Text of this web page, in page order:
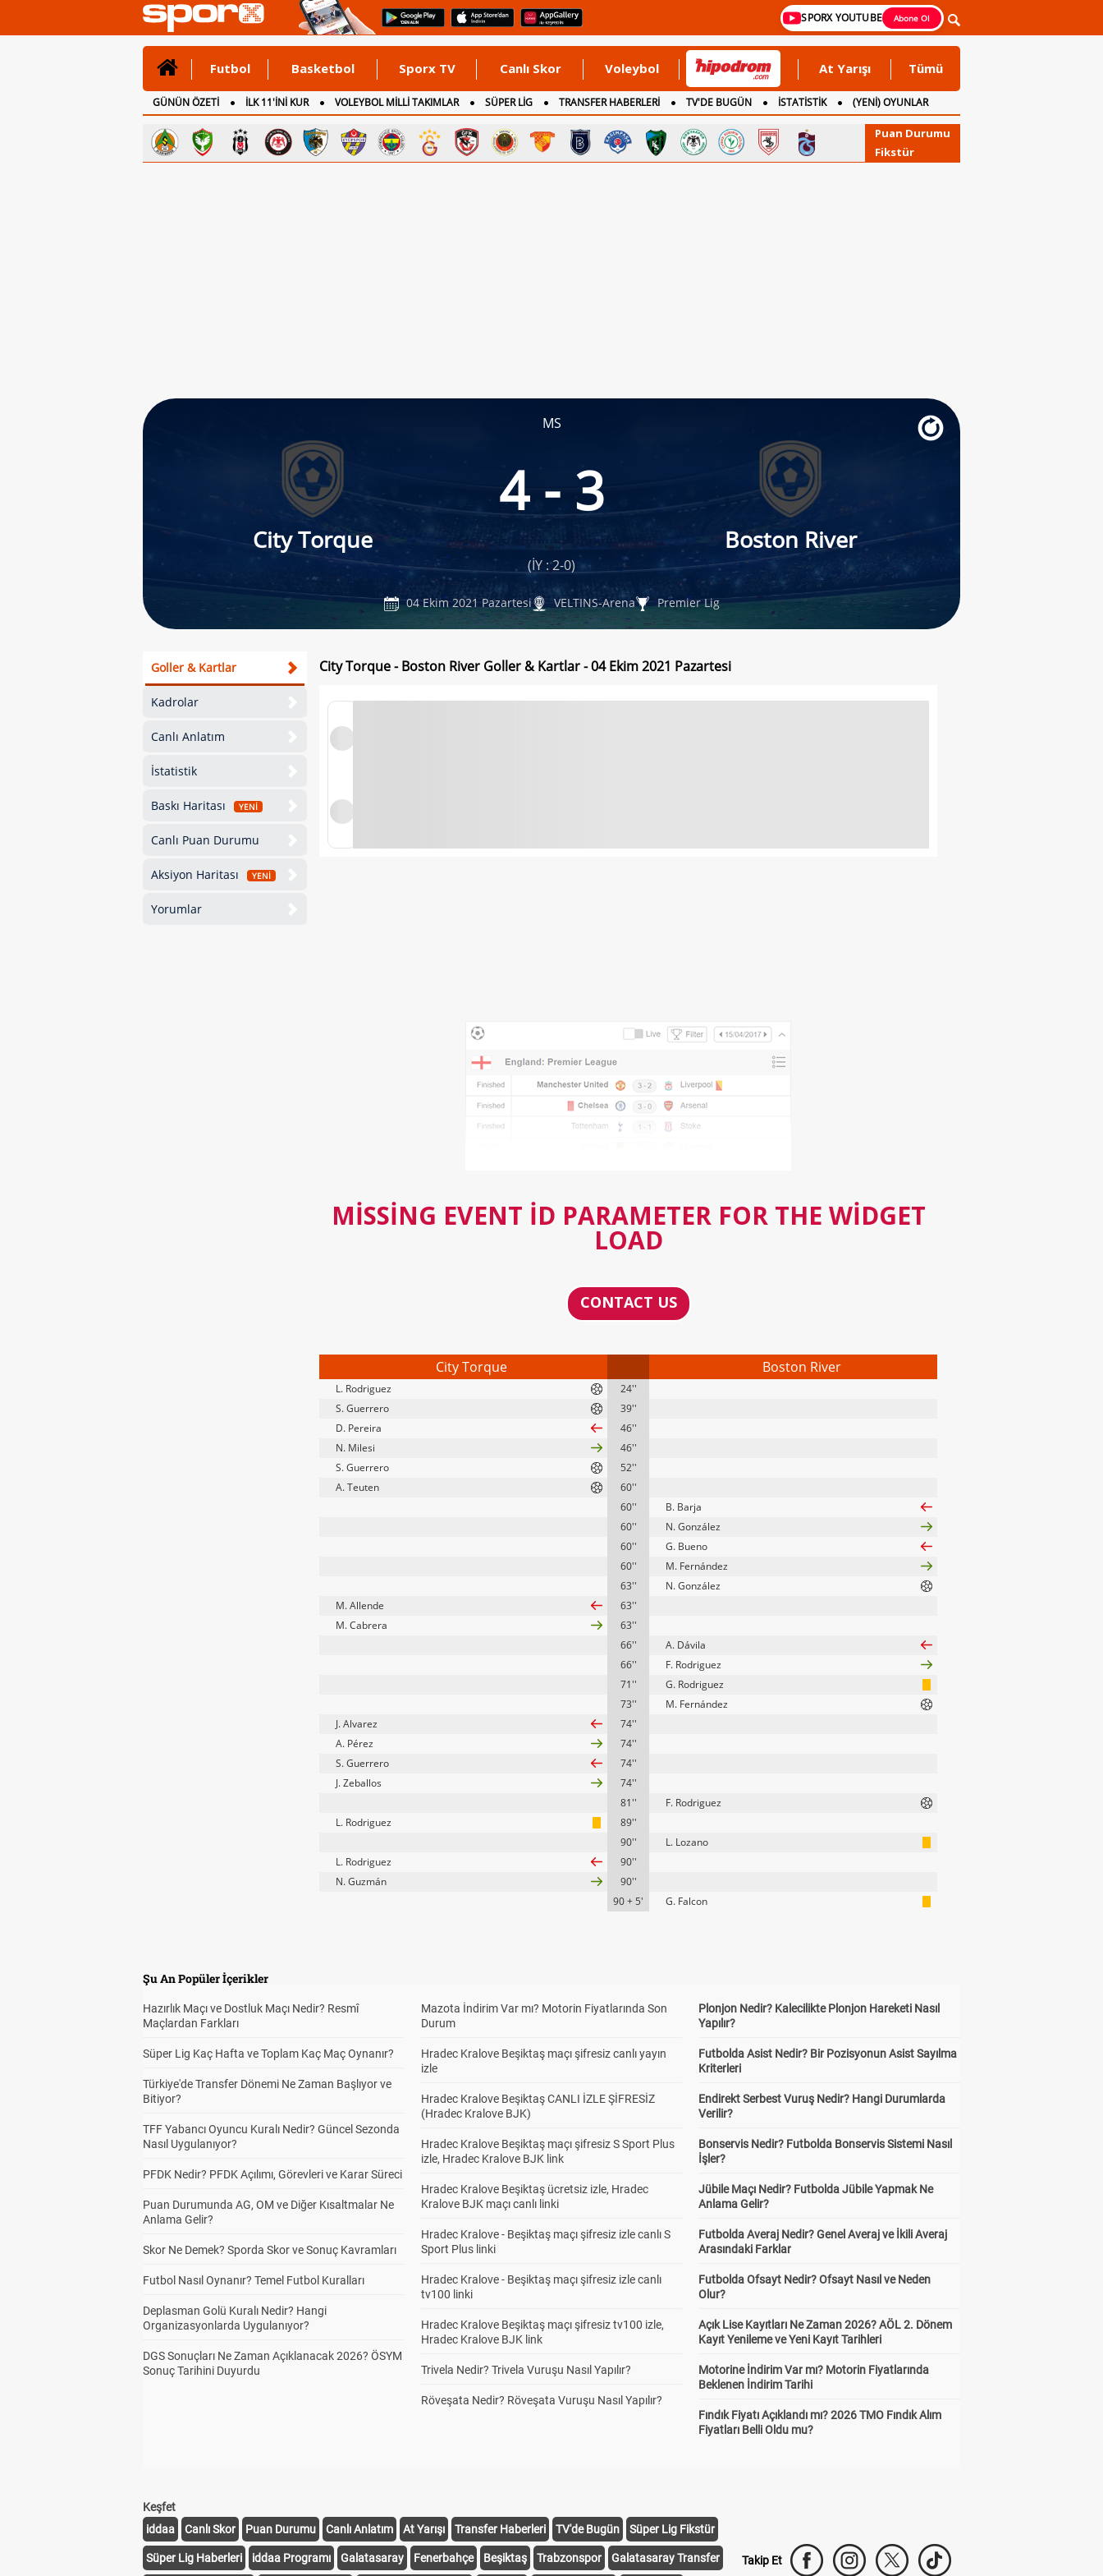
SPORX YOUTUBE Abone Ol
Futbol Basketbol Sporx TV Canlı Skor Voleybol At Yarışı Tümü
GÜNÜN ÖZETİ İLK 11'İNİ KUR VOLEYBOL MİLLİ TAKIMLAR SÜPER LİG TRANSFER HABERLERİ TV'DE BUGÜN İSTATİSTİK
(YENİ) OYUNLAR
CANLI ANLATIM
İNGİLTERE
Puan Durumu
Fikstür
MS
City Torque
4 - 3
Boston River
(İY : 2-0)
04 Ekim 2021 Pazartesi VELTINS-Arena Premier Lig
Goller & Kartlar
Kadrolar
Canlı Anlatım
İstatistik
Baskı Haritası YENİ
Canlı Puan Durumu
Aksiyon Haritası YENİ
Yorumlar
City Torque - Boston River Goller & Kartlar - 04 Ekim 2021 Pazartesi
MISSING EVENT ID PARAMETER FOR THE WIDGET
LOAD
CONTACT US
City Torque Boston River
L. Rodriguez
24''
S. Guerrero
39''
D. Pereira
46''
N. Milesi
46''
S. Guerrero
52''
A. Teuten
60''
60''
B. Barja
60''
N. González
60''
G. Bueno
60''
M. Fernández
63''
N. González
M. Allende
63''
M. Cabrera
63''
66''
A. Dávila
66''
F. Rodriguez
71''
G. Rodriguez
73''
M. Fernández
J. Alvarez
74''
A. Pérez
74''
S. Guerrero
74''
J. Zeballos
74''
81''
F. Rodriguez
L. Rodriguez
89''
90''
L. Lozano
L. Rodriguez
90''
N. Guzmán
90''
90 + 5'
G. Falcon
Şu An Popüler İçerikler
Hazırlık Maçı ve Dostluk Maçı Nedir? Resmî
Maçlardan Farkları
Süper Lig Kaç Hafta ve Toplam Kaç Maç Oynanır?
Türkiye'de Transfer Dönemi Ne Zaman Başlıyor ve
Bitiyor?
TFF Yabancı Oyuncu Kuralı Nedir? Güncel Sezonda
Nasıl Uygulanıyor?
PFDK Nedir? PFDK Açılımı, Görevleri ve Karar Süreci
Puan Durumunda AG, OM ve Diğer Kısaltmalar Ne
Anlama Gelir?
Skor Ne Demek? Sporda Skor ve Sonuç Kavramları
Futbol Nasıl Oynanır? Temel Futbol Kuralları
Deplasman Golü Kuralı Nedir? Hangi
Organizasyonlarda Uygulanıyor?
DGS Sonuçları Ne Zaman Açıklanacak 2026? ÖSYM
Sonuç Tarihini Duyurdu
Mazota İndirim Var mı? Motorin Fiyatlarında Son
Durum
Hradec Kralove Beşiktaş maçı şifresiz canlı yayın
izle
Hradec Kralove Beşiktaş CANLI İZLE ŞİFRESİZ
(Hradec Kralove BJK)
Hradec Kralove Beşiktaş maçı şifresiz S Sport Plus
izle, Hradec Kralove BJK link
Hradec Kralove Beşiktaş ücretsiz izle, Hradec
Kralove BJK maçı canlı linki
Hradec Kralove - Beşiktaş maçı şifresiz izle canlı S
Sport Plus linki
Hradec Kralove - Beşiktaş maçı şifresiz izle canlı
tv100 linki
Hradec Kralove Beşiktaş maçı şifresiz tv100 izle,
Hradec Kralove BJK link
Trivela Nedir? Trivela Vuruşu Nasıl Yapılır?
Röveşata Nedir? Röveşata Vuruşu Nasıl Yapılır?
Plonjon Nedir? Kalecilikte Plonjon Hareketi Nasıl
Yapılır?
Futbolda Asist Nedir? Bir Pozisyonun Asist Sayılma
Kriterleri
Endirekt Serbest Vuruş Nedir? Hangi Durumlarda
Verilir?
Bonservis Nedir? Futbolda Bonservis Sistemi Nasıl
İşler?
Jübile Maçı Nedir? Futbolda Jübile Yapmak Ne
Anlama Gelir?
Futbolda Averaj Nedir? Genel Averaj ve İkili Averaj
Arasındaki Farklar
Futbolda Ofsayt Nedir? Ofsayt Nasıl ve Neden
Olur?
Açık Lise Kayıtları Ne Zaman 2026? AÖL 2. Dönem
Kayıt Yenileme ve Yeni Kayıt Tarihleri
Motorine İndirim Var mı? Motorin Fiyatlarında
Beklenen İndirim Tarihi
Fındık Fiyatı Açıklandı mı? 2026 TMO Fındık Alım
Fiyatları Belli Oldu mu?
Keşfet
iddaa
Canlı Skor Puan Durumu Canlı Anlatım At Yarışı Transfer Haberleri TV'de Bugün Süper Lig Fikstür
Süper Lig Haberleri iddaa Programı Galatasaray Fenerbahçe Beşiktaş Trabzonspor Galatasaray Transfer Takip Et